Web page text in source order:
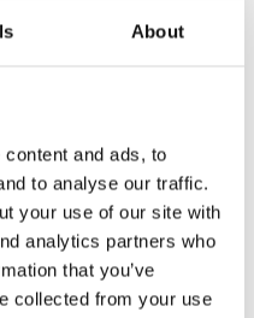
About
and ads, to
to analyse our traffic.
your use of our site with
analytics partners who
that you’ve
collected from your use
provningar som du kan
att smaka på
av Agitator Whisky. Vi